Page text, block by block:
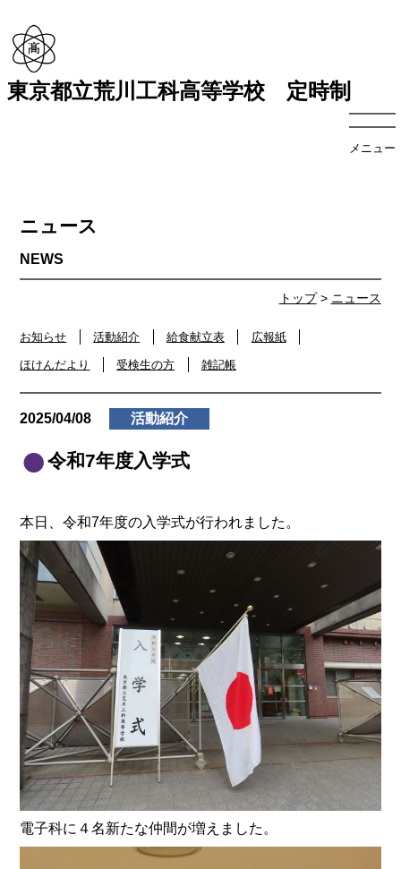
東京都立荒川工科高等学校 定時制
メニュー
トップ> ニュース
ニュース
お知らせ 活動紹介 給食献立表 広報紙
ほけんだより 受検生の方 雑記帳
2025/04/08 活動紹介
令和7年度入学式
本日、令和7年度の入学式が行われました。
電子科に４名新たな仲間が増えました。